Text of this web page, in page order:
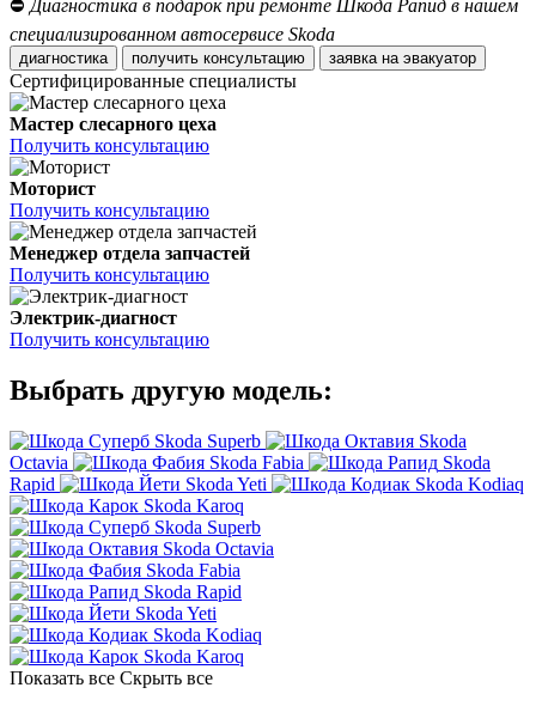
⛔ Диагностика в подарок при ремонте Шкода Рапид в нашем
специализированном автосервисе Skoda
диагностика получить консультацию заявка на эвакуатор
Сертифицированные специалисты
Мастер слесарного цеха
Получить консультацию
Моторист
Получить консультацию
Менеджер отдела запчастей
Получить консультацию
Электрик-диагност
Получить консультацию
Выбрать другую модель:
Skoda Superb
Skoda
Octavia
Skoda Fabia
Skoda
Rapid
Skoda Yeti
Skoda Kodiaq
Skoda Karoq
Skoda Superb
Skoda Octavia
Skoda Fabia
Skoda Rapid
Skoda Yeti
Skoda Kodiaq
Skoda Karoq
Показать все Скрыть все